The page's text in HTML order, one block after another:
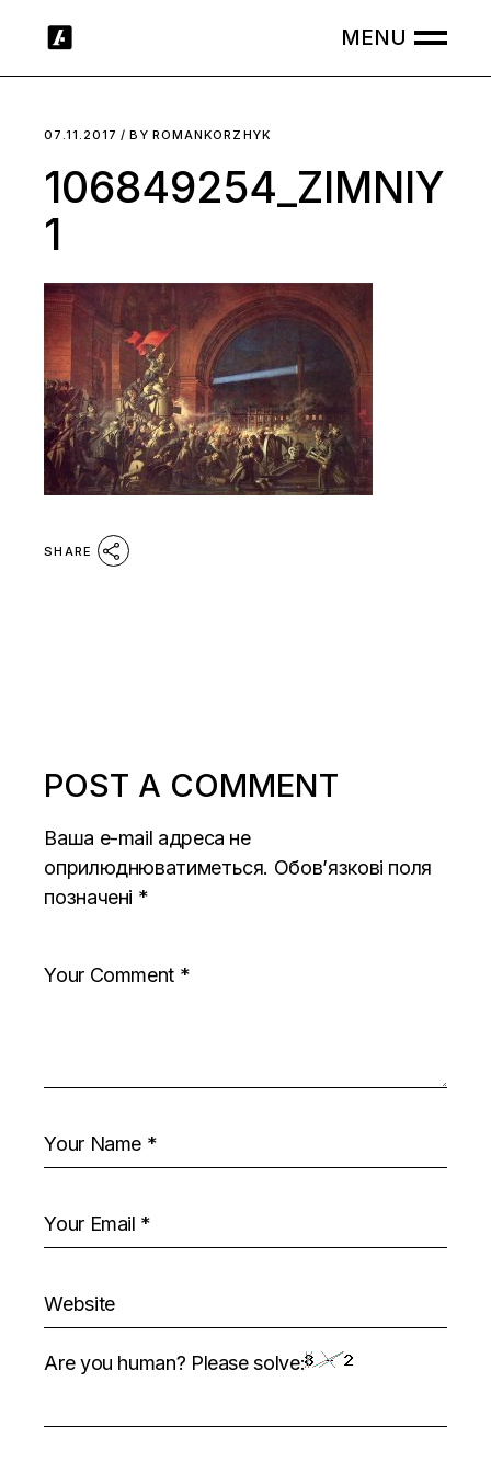
07.11.2017 BY ROMANKORZHYK
106849254_ZIMNIY
1
SHARE
POST A COMMENT
Ваша e-mail адреса не
оприлюднюватиметься. Обов’язкові поля
позначені *
Are you human? Please solve: